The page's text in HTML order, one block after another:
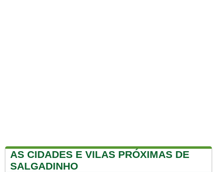
AS CIDADES E VILAS PRÓXIMAS DE
SALGADINHO